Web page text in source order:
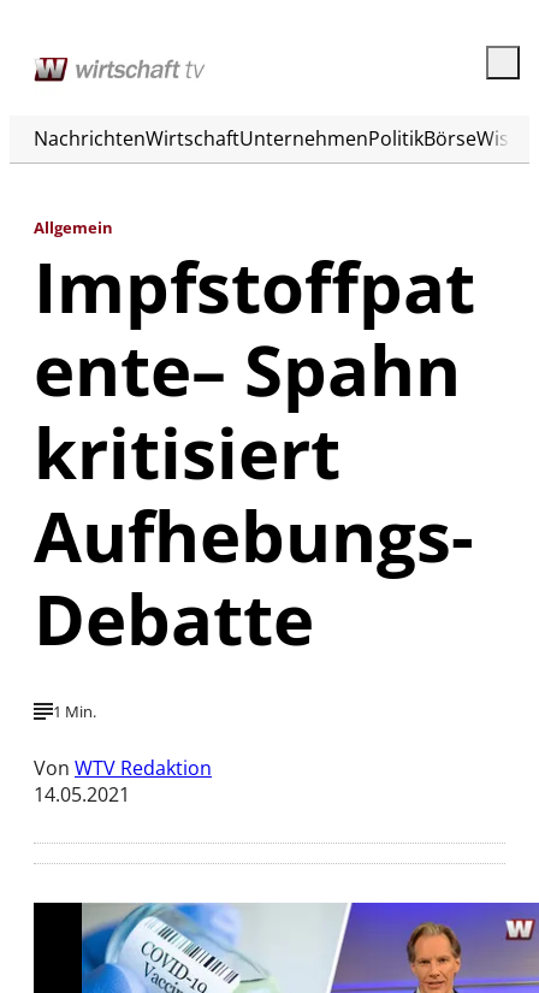
NachrichtenWirtschaftUnternehmenPolitikBörse
Allgemein
Impfstoffpat
ente– Spahn
kritisiert
Aufhebungs-
Debatte
1 Min.
Von WTV Redaktion
14.05.2021